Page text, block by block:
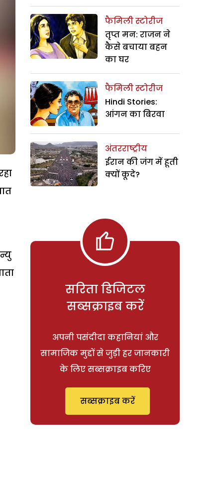
फैमिली स्टोरीज
तृप्त मन: राजन ने
कैसे बचाया बहन
का घर
फैमिली स्टोरीज
Hindi Stories:
आंगन का बिरवा
अंतरराष्ट्रीय
ईरान की जंग में हूती
क्यों कूदे?
सरिता डिजिटल
सब्सक्राइब करें
अपनी पसंदीदा कहानियां और
सामाजिक मुद्दों से जुड़ी हर जानकारी
के लिए सब्सक्राइब करिए
सब्सक्राइब करें